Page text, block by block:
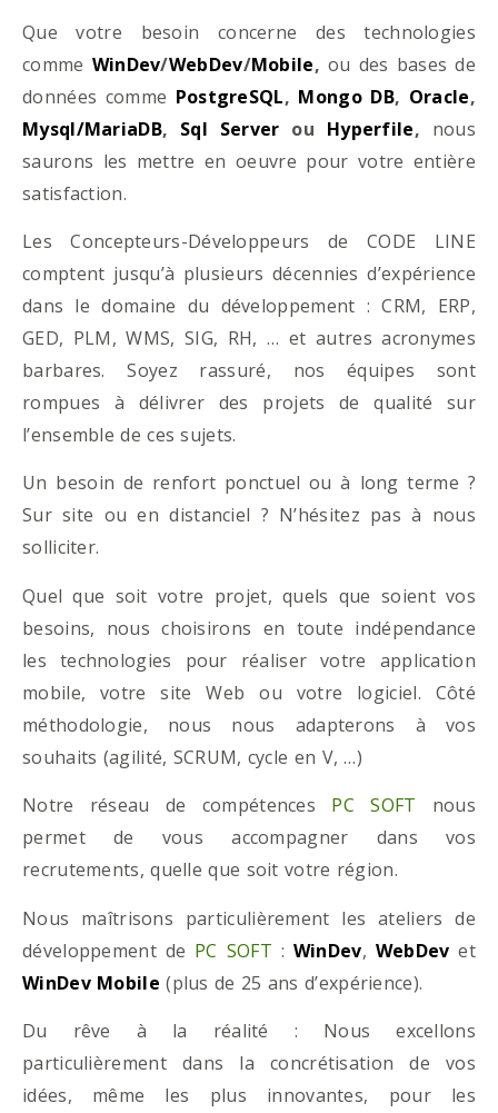
Que votre besoin concerne des technologies
comme WinDev/WebDev/Mobile, ou des bases de
données comme PostgreSQL, Mongo DB, Oracle,
Mysql/MariaDB, Sql Server ou Hyperfile, nous
saurons les mettre en oeuvre pour votre entière
satisfaction.
Les Concepteurs-Développeurs de CODE LINE
comptent jusqu’à plusieurs décennies d’expérience
dans le domaine du développement : CRM, ERP,
GED, PLM, WMS, SIG, RH, … et autres acronymes
barbares. Soyez rassuré, nos équipes sont
rompues à délivrer des projets de qualité sur
l’ensemble de ces sujets.
Un besoin de renfort ponctuel ou à long terme ?
Sur site ou en distanciel ? N’hésitez pas à nous
solliciter.
Quel que soit votre projet, quels que soient vos
besoins, nous choisirons en toute indépendance
les technologies pour réaliser votre application
mobile, votre site Web ou votre logiciel. Côté
méthodologie, nous nous adapterons à vos
souhaits (agilité, SCRUM, cycle en V, …)
Notre réseau de compétences PC SOFT nous
permet de vous accompagner dans vos
recrutements, quelle que soit votre région.
Nous maîtrisons particulièrement les ateliers de
développement de PC SOFT : WinDev, WebDev et
WinDev Mobile (plus de 25 ans d’expérience).
Du rêve à la réalité : Nous excellons
particulièrement dans la concrétisation de vos
idées, même les plus innovantes, pour les